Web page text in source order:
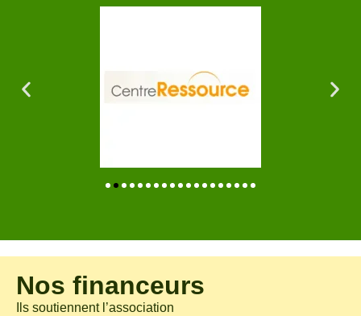
Nos financeurs
Ils soutiennent l’association